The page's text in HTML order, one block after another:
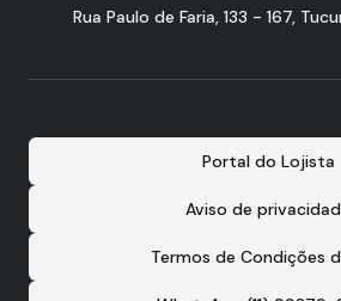
Rua Paulo de Faria, 133 - 167,
Portal do Lojista
Aviso de
Termos de Condições